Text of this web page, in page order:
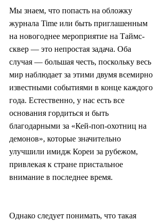
Мы знаем, что попасть на обложку
журнала Time или быть приглашенным
на новогоднее мероприятие на Таймс-
сквер — это непростая задача. Оба
случая — большая честь, поскольку весь
мир наблюдает за этими двумя всемирно
известными событиями в конце каждого
года. Естественно, у нас есть все
основания гордиться и быть
благодарными за «Кей-поп-охотниц на
демонов», которые значительно
улучшили имидж Кореи за рубежом,
привлекая к стране пристальное
внимание в последнее время.
Однако следует понимать, что такая